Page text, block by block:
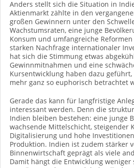
Anders stellt sich die Situation in
Aktienmarkt zählte in den
großen Gewinnern unter den
Wachstumsraten, eine junge
Konsum und umfangreiche
starken Nachfrage internationaler
hat sich die Stimmung etwas
Gewinnmitnahmen und eine
Kursentwicklung haben dazu
mehr ganz so euphorisch betrachtet
Gerade das kann für langfristige
interessant werden. Denn die
Indien bleiben bestehen: eine junge
wachsende Mittelschicht, steigender
Digitalisierung und hohe
Produktion. Indien ist zudem stärker
Binnenwirtschaft geprägt als viele
Damit hängt die Entwicklung weniger